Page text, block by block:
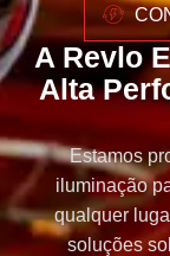
A Revlo
Alta
Estamos
iluminação
qualquer
soluções